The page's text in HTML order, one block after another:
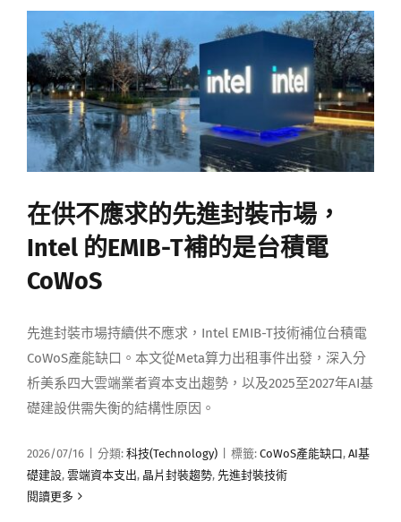
在供不應求的先進封裝市場，
Intel 的EMIB-T補的是台積電
CoWoS
先進封裝市場持續供不應求，Intel EMIB-T技術補位台積電
CoWoS產能缺口。本文從Meta算力出租事件出發，深入分
析美系四大雲端業者資本支出趨勢，以及2025至2027年AI基
礎建設供需失衡的結構性原因。
2026/07/16 分類: 科技(Technology) 標籤: CoWoS產能缺口, AI基
礎建設, 雲端資本支出, 晶片封裝趨勢, 先進封裝技術
閱讀更多